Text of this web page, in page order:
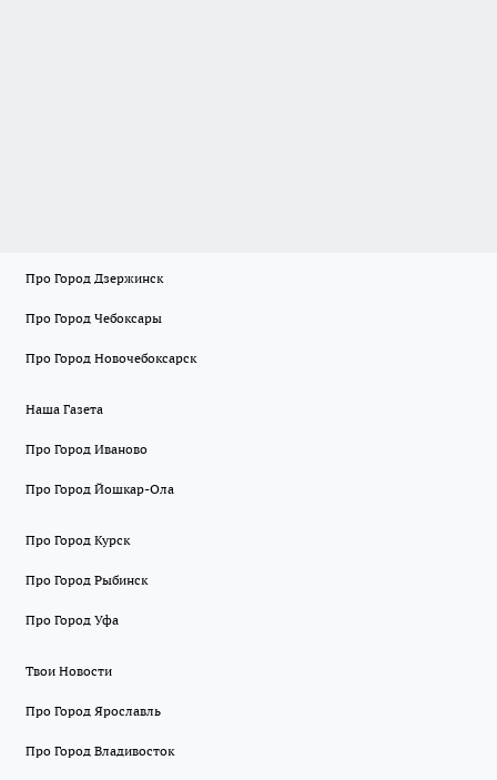
Про Город Дзержинск
Про Город Чебоксары
Про Город Новочебоксарск
Наша Газета
Про Город Иваново
Про Город Йошкар-Ола
Про Город Курск
Про Город Рыбинск
Про Город Уфа
Твои Новости
Про Город Ярославль
Про Город Владивосток